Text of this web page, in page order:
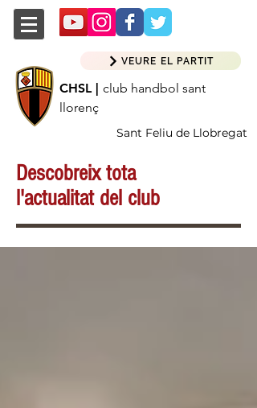
CHSL | club handbol sant
llorenç
Sant Feliu de Llobregat
VEURE EL PARTIT
Descobreix tota
l'actualitat del club